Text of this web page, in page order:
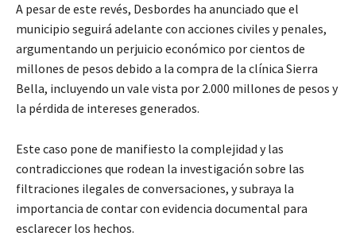
A pesar de este revés, Desbordes ha anunciado que el
municipio seguirá adelante con acciones civiles y penales,
argumentando un perjuicio económico por cientos de
millones de pesos debido a la compra de la clínica Sierra
Bella, incluyendo un vale vista por 2.000 millones de pesos y
la pérdida de intereses generados.
Este caso pone de manifiesto la complejidad y las
contradicciones que rodean la investigación sobre las
filtraciones ilegales de conversaciones, y subraya la
importancia de contar con evidencia documental para
esclarecer los hechos.